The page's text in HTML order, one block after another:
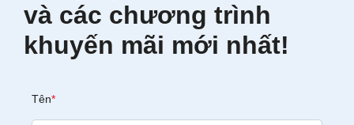
và các chương trình
khuyến mãi mới nhất!
Tên*